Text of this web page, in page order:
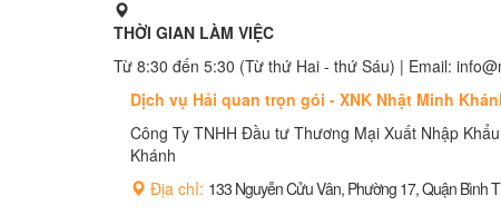
THỜI GIAN LÀM VIỆC
Từ 8:30 đến 5:30 (Từ thứ Hai - thứ Sáu) | Email:
Dịch vụ Hải quan trọn gói - XNK Nhật Minh
Công Ty TNHH Đầu tư Thương Mại Xuất Nhập
Khánh
Địa chỉ: 133 Nguyễn Cửu Vân, Phường 17, Quận Bình